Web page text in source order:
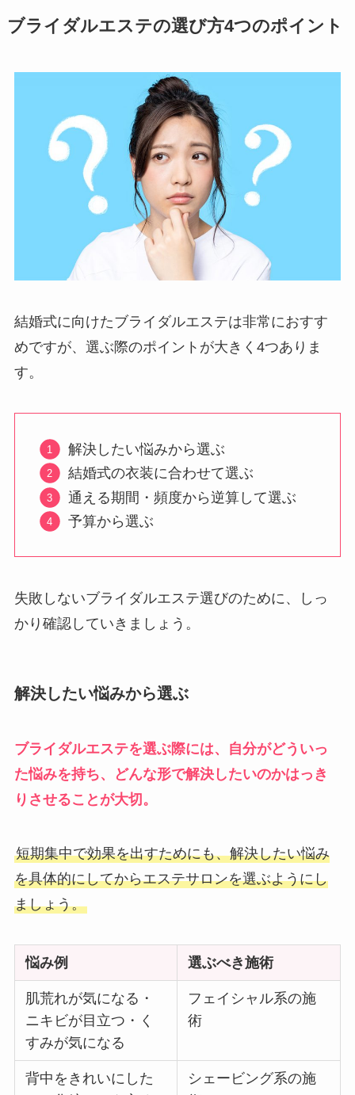
ブライダルエステの選び方4つのポイント
結婚式に向けたブライダルエステは非常におすす
めですが、選ぶ際のポイントが大きく4つありま
す。
解決したい悩みから選ぶ
結婚式の衣装に合わせて選ぶ
通える期間・頻度から逆算して選ぶ
予算から選ぶ
失敗しないブライダルエステ選びのために、しっ
かり確認していきましょう。
解決したい悩みから選ぶ
ブライダルエステを選ぶ際には、自分がどういっ
た悩みを持ち、どんな形で解決したいのかはっき
りさせることが大切。
短期集中で効果を出すためにも、解決したい悩み
を具体的にしてからエステサロンを選ぶようにし
ましょう。
悩み例 選ぶべき施術
肌荒れが気になる・
ニキビが目立つ・く
すみが気になる
フェイシャル系の施
術
背中をきれいにした
シェービング系の施